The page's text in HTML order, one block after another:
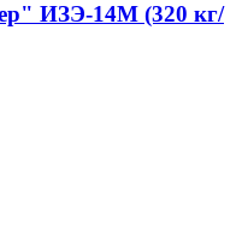
ИЗЭ-14М (320 кг/